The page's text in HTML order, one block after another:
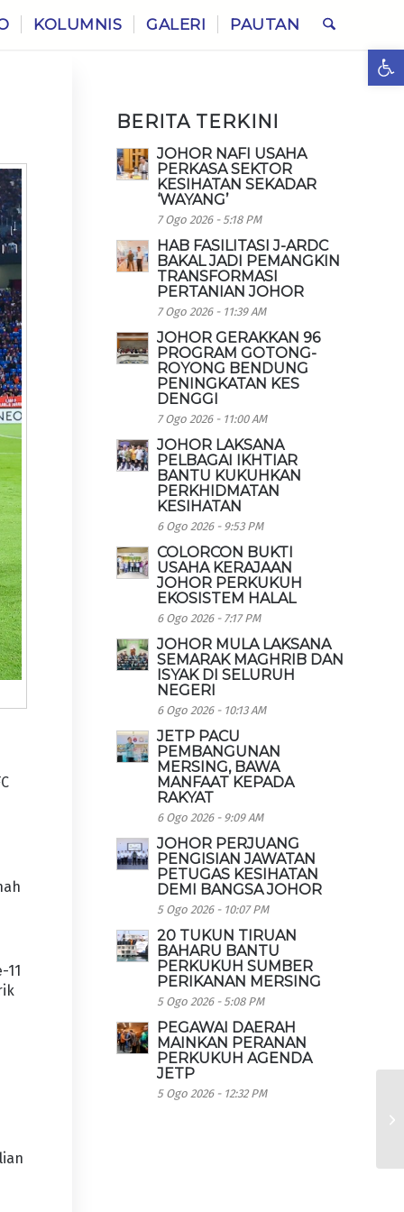
KOLUMNIS GALERI PAUTAN
11
BERITA TERKINI
JOHOR NAFI USAHA
PERKASA SEKTOR
KESIHATAN SEKADAR
‘WAYANG’
7 Ogo 2026 - 5:18 PM
HAB FASILITASI J-ARDC
BAKAL JADI PEMANGKIN
TRANSFORMASI
PERTANIAN JOHOR
7 Ogo 2026 - 11:39 AM
JOHOR GERAKKAN 96
PROGRAM GOTONG-
ROYONG BENDUNG
PENINGKATAN KES
DENGGI
7 Ogo 2026 - 11:00 AM
JOHOR LAKSANA
PELBAGAI IKHTIAR
BANTU KUKUHKAN
PERKHIDMATAN
KESIHATAN
6 Ogo 2026 - 9:53 PM
COLORCON BUKTI
USAHA KERAJAAN
JOHOR PERKUKUH
EKOSISTEM HALAL
6 Ogo 2026 - 7:17 PM
JOHOR MULA LAKSANA
SEMARAK MAGHRIB DAN
ISYAK DI SELURUH
NEGERI
6 Ogo 2026 - 10:13 AM
JETP PACU
PEMBANGUNAN
MERSING, BAWA
MANFAAT KEPADA
RAKYAT
6 Ogo 2026 - 9:09 AM
JOHOR PERJUANG
PENGISIAN JAWATAN
PETUGAS KESIHATAN
DEMI BANGSA JOHOR
5 Ogo 2026 - 10:07 PM
20 TUKUN TIRUAN
BAHARU BANTU
PERKUKUH SUMBER
PERIKANAN MERSING
5 Ogo 2026 - 5:08 PM
PEGAWAI DAERAH
MAINKAN PERANAN
PERKUKUH AGENDA
JETP
5 Ogo 2026 - 12:32 PM